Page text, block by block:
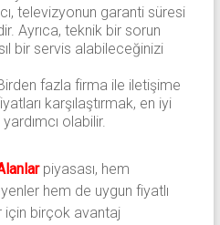
televizyonun garanti süresi
Ayrıca, teknik bir sorun
bir servis alabileceğinizi
fazla firma ile iletişime
karşılaştırmak, en iyi
olabilir.
piyasası, hem
hem de uygun fiyatlı
için birçok avantaj